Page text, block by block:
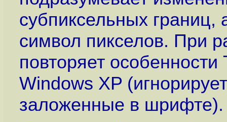
субпиксельных
символ пикселов. При
повторяет
Windows XP
заложенные в шрифте).